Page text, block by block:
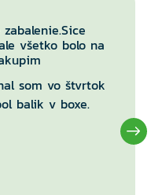
všetko bolo na
som vo štvrtok
balik v boxe.